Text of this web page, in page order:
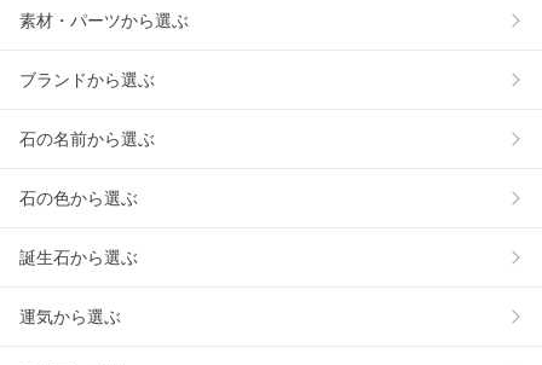
素材・パーツから選ぶ
ブランドから選ぶ
石の名前から選ぶ
石の色から選ぶ
誕生石から選ぶ
運気から選ぶ